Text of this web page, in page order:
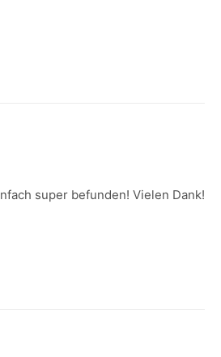
super befunden! Vielen Dank!